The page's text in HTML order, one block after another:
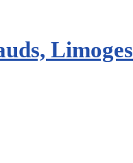
Limoges